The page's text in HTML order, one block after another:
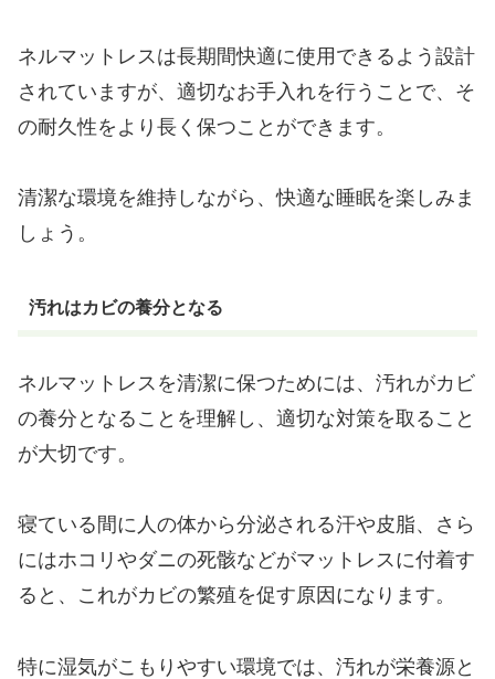
ネルマットレスは長期間快適に使用できるよう設計
されていますが、適切なお手入れを行うことで、そ
の耐久性をより長く保つことができます。
清潔な環境を維持しながら、快適な睡眠を楽しみま
しょう。
汚れはカビの養分となる
ネルマットレスを清潔に保つためには、汚れがカビ
の養分となることを理解し、適切な対策を取ること
が大切です。
寝ている間に人の体から分泌される汗や皮脂、さら
にはホコリやダニの死骸などがマットレスに付着す
ると、これがカビの繁殖を促す原因になります。
特に湿気がこもりやすい環境では、汚れが栄養源と